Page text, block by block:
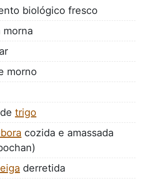
biológico fresco
morna
morno
trigo
cozida e amassada
derretida